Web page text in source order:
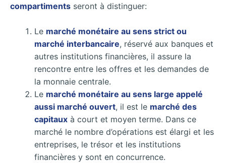
compartiments seront à distinguer:
Le marché monétaire au sens strict ou
marché interbancaire, réservé aux banques et
autres institutions financières, il assure la
rencontre entre les offres et les demandes de
la monnaie centrale.
Le marché monétaire au sens large appelé
aussi marché ouvert, il est le marché des
capitaux à court et moyen terme. Dans ce
marché le nombre d’opérations est élargi et les
entreprises, le trésor et les institutions
financières y sont en concurrence.